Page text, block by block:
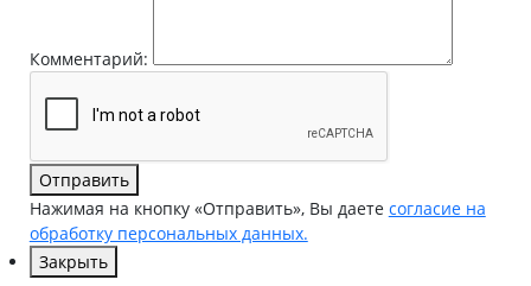
Комментарий:
Отправить
Нажимая на кнопку «Отправить», Вы даете согласие на
обработку персональных данных.
Закрыть